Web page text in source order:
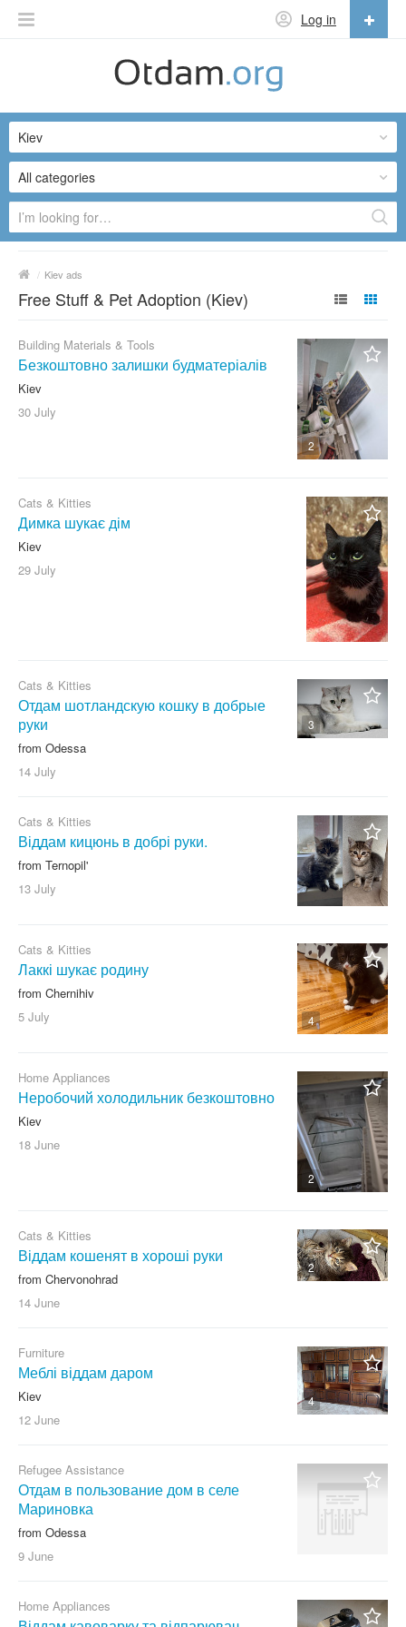
Log in
English
Русский
Українська
All categories
Kiev
/ Kiev ads
Free Stuff & Pet Adoption (Kiev)
2
Building Materials & Tools
Безкоштовно залишки будматеріалів
Kiev
30 July
Cats & Kitties
Димка шукає дім
Kiev
29 July
3
Cats & Kitties
Отдам шотландскую кошку в добрые
руки
from Odessa
14 July
Cats & Kitties
Віддам кицюнь в добрі руки.
from Ternopil'
13 July
4
Cats & Kitties
Лаккі шукає родину
from Chernihiv
5 July
2
Home Appliances
Неробочий холодильник безкоштовно
Kiev
18 June
2
Cats & Kitties
Віддам кошенят в хороші руки
from Chervonohrad
14 June
4
Furniture
Меблі віддам даром
Kiev
12 June
Refugee Assistance
Отдам в пользование дом в селе
Мариновка
from Odessa
9 June
Home Appliances